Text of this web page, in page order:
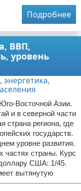
Подробнее
ВВП,
уровень
Восточной Азии.
и в северной части
страна региона, где
государств.
уровне развития.
частях страны. Курс
США: 1/45.
вытянутую